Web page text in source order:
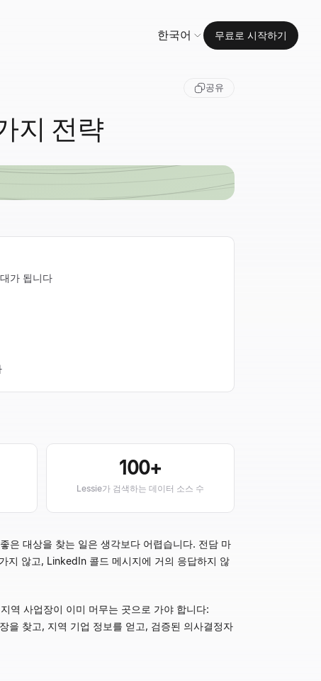
한국어 무료로 시작하기
공유
지 전략
가 됩니다
100+
Lessie가 검색하는 데이터 소스 수
은 대상을 찾는 일은 생각보다 어렵습니다. 전담 마
지 않고, LinkedIn 콜드 메시지에 거의 응답하지 않
역 사업장이 이미 머무는 곳으로 가야 합니다:
을 찾고, 지역 기업 정보를 얻고, 검증된 의사결정자